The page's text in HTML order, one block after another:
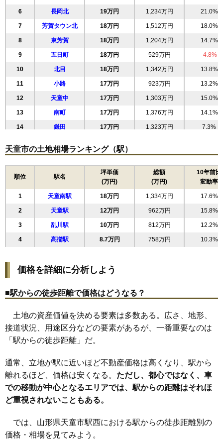
6 長岡北 19万円 1,234万円 21.0%
7 芳賀タウン北 18万円 1,512万円 18.0%
8 東芳賀 18万円 1,204万円 14.7%
9 五日町 18万円 529万円 -4.8%
10 北目 18万円 1,342万円 13.8%
11 小路 17万円 923万円 13.2%
12 天童中 17万円 1,303万円 15.0%
13 南町 17万円 1,376万円 14.1%
14 鎌田 17万円 1,323万円 7.3%
16 芳賀 17万円 1,748万円 15.7%
17万円 1,413万円 14.6%
17万円 1,457万円 13.6%
19 南小畑 16万円 1,556万円 5.7%
20 東長岡 16万円 1,213万円 13.5%
21 老野森 16万円 1,210万円 5.7%
22 鎌田本町 16万円 1,626万円 14.9%
24 糠塚 16万円
26 東久野本 15万円 1,064万円 7.7%
27 乱川 14万円 1,118万円 12.0%
28 北久野本 14万円 992万円 8.0%
29 久野本
30 長岡 11万円 666万円 14.6%
31 貫津 10万円 754万円 6.9%
32 成生 8.5万円 690万円 11.5%
33 清池 8.3万円
35 奈良沢
天童市の土地相場ランキング（駅）
順位 駅名
坪単価
(万円)
総額
(万円)
10年前比
変動率
1 天童南駅 18万円 1,334万円 17.6%
2 天童駅 12万円 962万円 15.8%
3 乱川駅 10万円 812万円 12.2%
4 高擶駅 8.7万円 758万円 10.3%
価格を詳細に分析しよう
■駅からの徒歩距離で価格はどうなる？
土地の資産価値を決める要素は多数ある。広さ、地形、
接道状況、用途区分などの要素があるが、一番重要なのは
「駅からの徒歩距離」だ。
通常、立地が駅に近いほど不動産価格は高くなり、駅から
離れるほど、価格は安くなる。 ただし、都心ではなく、車
での移動が中心となるエリアでは、駅からの距離はそれほ
ど重視されないこともある。
では、山形県天童市駅西における駅からの徒歩距離別の
価格・相場を見てみよう。